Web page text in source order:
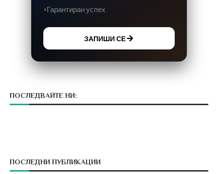
Гарантиран успех
ЗАПИШИ СЕ
ПОСЛЕДВАЙТЕ НИ:
ПОСЛЕДНИ ПУБЛИКАЦИИ